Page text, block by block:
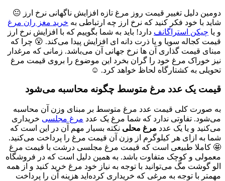
دومین دلیل تغییر قیمت روز مرغ تازه افزایش ناگهانی نرخ ارز 😐
شاید با خود فکر کنید که نرخ ارز چه ارتباطی به خرید مغز ران مرغ
و یا چیکن استراگانف دارد! باید به شما بگوییم که با افزایش نرخ ارز
قیمت کجاله سویا و یا ذرت دانه ای افزایش پیدا می‌کند. 😮 چرا که
مبنای قیمت گذاری آن ها نرخ جهانی آن می‌باشد. زمانی که مرغدار
نیز خوراک مرغ خود را گران بخرد این موضوع را بروی قیمت مرغ
تحویلی به کشتارگاه لحاظ خواهد کرد. ☺
قیمت یک عدد مرغ متوسط چگونه محاسبه می‌شود
به صورت کلی قیمت عدد مرغ متوسط بر مبنای وزن آن محاسبه
می‌شود. تفاوتی ندارد که شما مرغ یک عدد مرغ مجلسی خریداری
می‌کنید و یا یک عدد مرغ محلی نکته بسیار مهم آن در این است که
شما به ازای هر کیلوگرم از وزن آن قیمت مرغ را پرداخت می‌کنید.
🤩 کاملا طبیعی است که قیمت مرغ مجلسی درشت با قیمت مرغ
معمولی و کوچک متفاوت باشد. به همین دلیل است که در فروشگاه
الو گوشت مگ می‌توانید با توجه به نیاز خود مرغ خرید کنید و از همه
مهمتر با توجه به مرغی که خریداری کرده‌اید هزینه آن را پرداخت